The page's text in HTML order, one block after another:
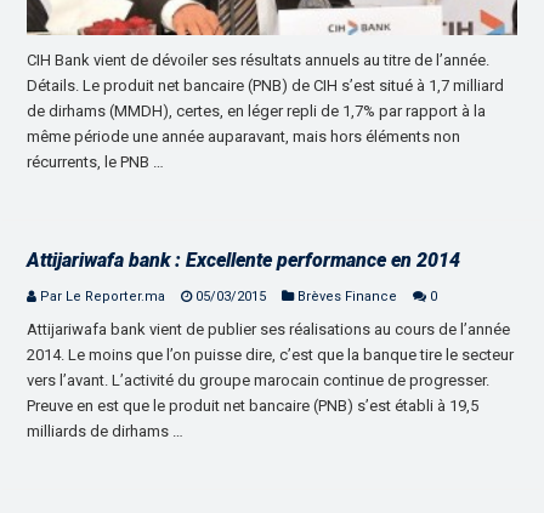
CIH Bank vient de dévoiler ses résultats annuels au titre de l’année.
Détails. Le produit net bancaire (PNB) de CIH s’est situé à 1,7 milliard
de dirhams (MMDH), certes, en léger repli de 1,7% par rapport à la
même période une année auparavant, mais hors éléments non
récurrents, le PNB …
Attijariwafa bank : Excellente performance en 2014
Par Le Reporter.ma 05/03/2015 Brèves Finance 0
Attijariwafa bank vient de publier ses réalisations au cours de l’année
2014. Le moins que l’on puisse dire, c’est que la banque tire le secteur
vers l’avant. L’activité du groupe marocain continue de progresser.
Preuve en est que le produit net bancaire (PNB) s’est établi à 19,5
milliards de dirhams …